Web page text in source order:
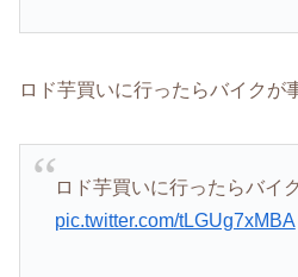
ロド芋買いに行ったらバイクが
ロド芋買いに行ったらバイ
pic.twitter.com/tLGUg7xMBA